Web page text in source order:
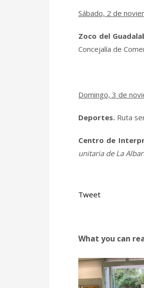
Sábado, 2 de
Zoco del
Concejalía de
Domingo, 3 de
Deportes. Ruta
Centro de
unitaria de La
Tweet
What you can